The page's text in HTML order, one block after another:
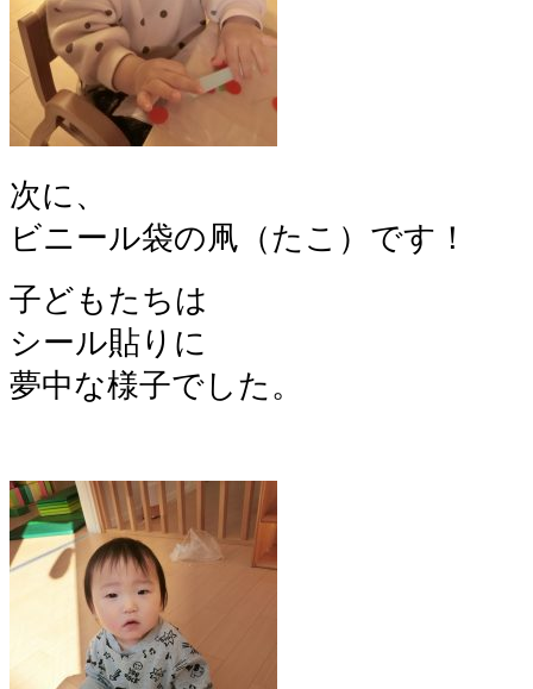
次に、
ビニール袋の凧（たこ）です！
子どもたちは
シール貼りに
夢中な様子でした。